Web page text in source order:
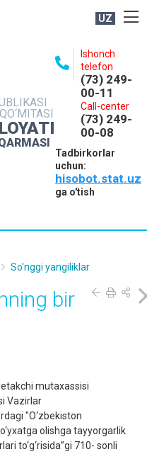
UZ
Ishonch
telefon
(73) 249-
00-11
Call-center
(73) 249-
00-08
Tadbirkorlar
uchun:
hisobot.stat.uz
ga o'tish
So'nggi yangiliklar
bir
mutaxassisi
Vazirlar
"O‘zbekiston
olishga tayyorgarlik
to‘g‘risida”gi 710- sonli